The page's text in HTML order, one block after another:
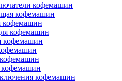
кофемашин
кофемашин
кофемашин
кофемашин
кофемашин
кофемашин
кофемашин